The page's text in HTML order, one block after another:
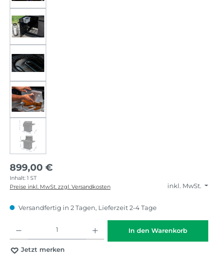
899,00 €
Inhalt: 1 ST
inkl. MwSt.
Preise inkl. MwSt. zzgl. Versandkosten
Versandfertig in 2 Tagen, Lieferzeit 2-4 Tage
In den Warenkorb
Jetzt merken